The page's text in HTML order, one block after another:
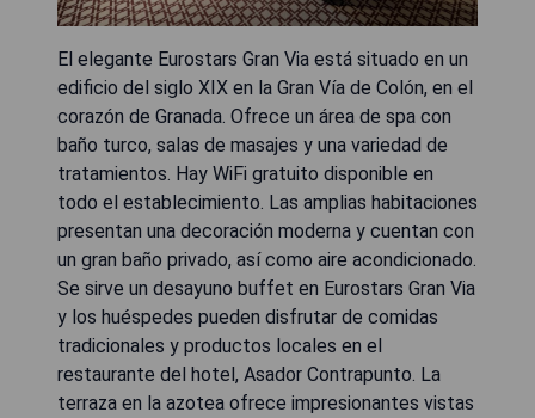
El elegante Eurostars Gran Via está situado en un
edificio del siglo XIX en la Gran Vía de Colón, en el
corazón de Granada. Ofrece un área de spa con
baño turco, salas de masajes y una variedad de
tratamientos. Hay WiFi gratuito disponible en
todo el establecimiento. Las amplias habitaciones
presentan una decoración moderna y cuentan con
un gran baño privado, así como aire acondicionado.
Se sirve un desayuno buffet en Eurostars Gran Via
y los huéspedes pueden disfrutar de comidas
tradicionales y productos locales en el
restaurante del hotel, Asador Contrapunto. La
terraza en la azotea ofrece impresionantes vistas